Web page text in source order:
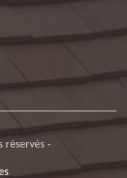
réservés -